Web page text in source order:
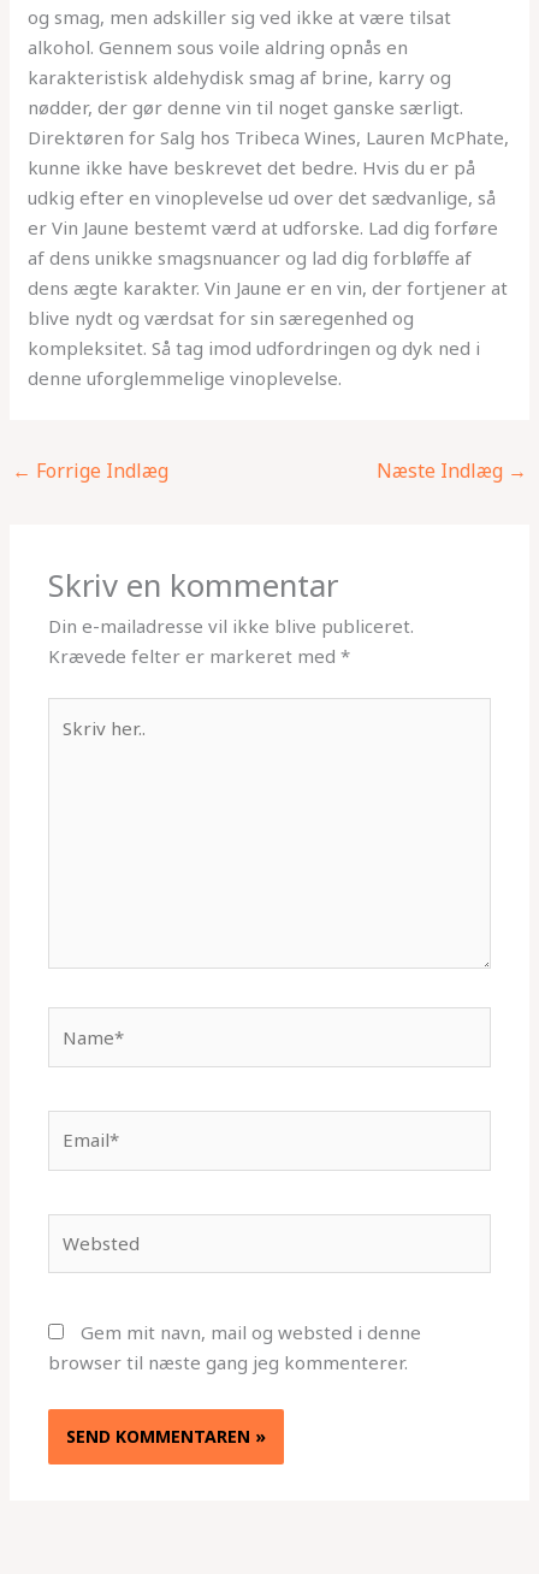
og smag, men adskiller sig ved ikke at være tilsat
alkohol. Gennem sous voile aldring opnås en
karakteristisk aldehydisk smag af brine, karry og
nødder, der gør denne vin til noget ganske særligt.
Direktøren for Salg hos Tribeca Wines, Lauren McPhate,
kunne ikke have beskrevet det bedre. Hvis du er på
udkig efter en vinoplevelse ud over det sædvanlige, så
er Vin Jaune bestemt værd at udforske. Lad dig forføre
af dens unikke smagsnuancer og lad dig forbløffe af
dens ægte karakter. Vin Jaune er en vin, der fortjener at
blive nydt og værdsat for sin særegenhed og
kompleksitet. Så tag imod udfordringen og dyk ned i
denne uforglemmelige vinoplevelse.
← Forrige Indlæg Næste Indlæg →
Skriv en kommentar
Din e-mailadresse vil ikke blive publiceret.
Krævede felter er markeret med*
her..
Gem mit navn, mail og websted i denne
browser til næste gang jeg kommenterer.